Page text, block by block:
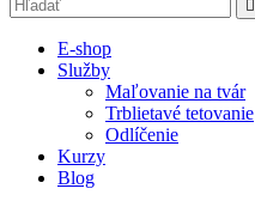
E-shop
Služby
Maľovanie na tvár
Trblietavé tetovanie
Odlíčenie
Kurzy
Blog